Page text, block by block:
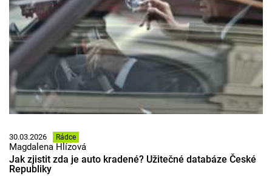
30.03.2026 Rádce
Magdalena Hlízová
Jak zjistit zda je auto kradené? Užitečné databáze České
Republiky